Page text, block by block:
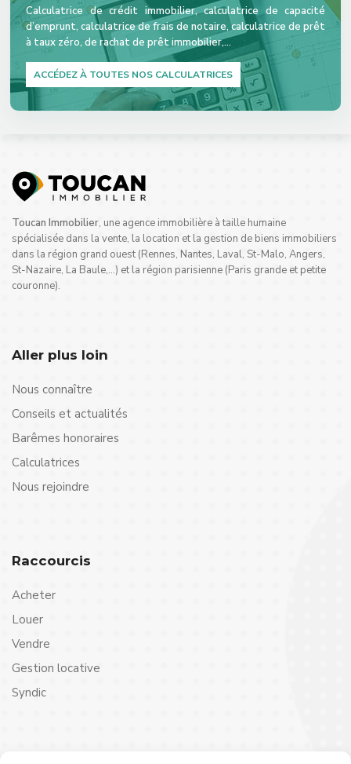
Calculatrice de crédit immobilier, calculatrice de capacité
d’emprunt, calculatrice de frais de notaire, calculatrice de prêt
à taux zéro, de rachat de prêt immobilier,…
ACCÉDEZ À TOUTES NOS CALCULATRICES
Toucan Immobilier, une agence immobilière à taille humaine
spécialisée dans la vente, la location et la gestion de biens immobiliers
dans la région grand ouest (Rennes, Nantes, Laval, St-Malo, Angers,
St-Nazaire, La Baule,…) et la région parisienne (Paris grande et petite
couronne).
Aller plus loin
Nous connaître
Conseils et actualités
Barêmes honoraires
Calculatrices
Nous rejoindre
Raccourcis
Acheter
Louer
Vendre
Gestion locative
Syndic